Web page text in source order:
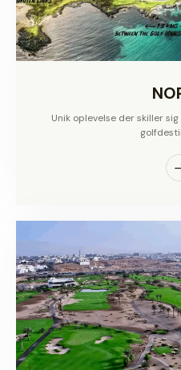
Unik oplevelse der skiller